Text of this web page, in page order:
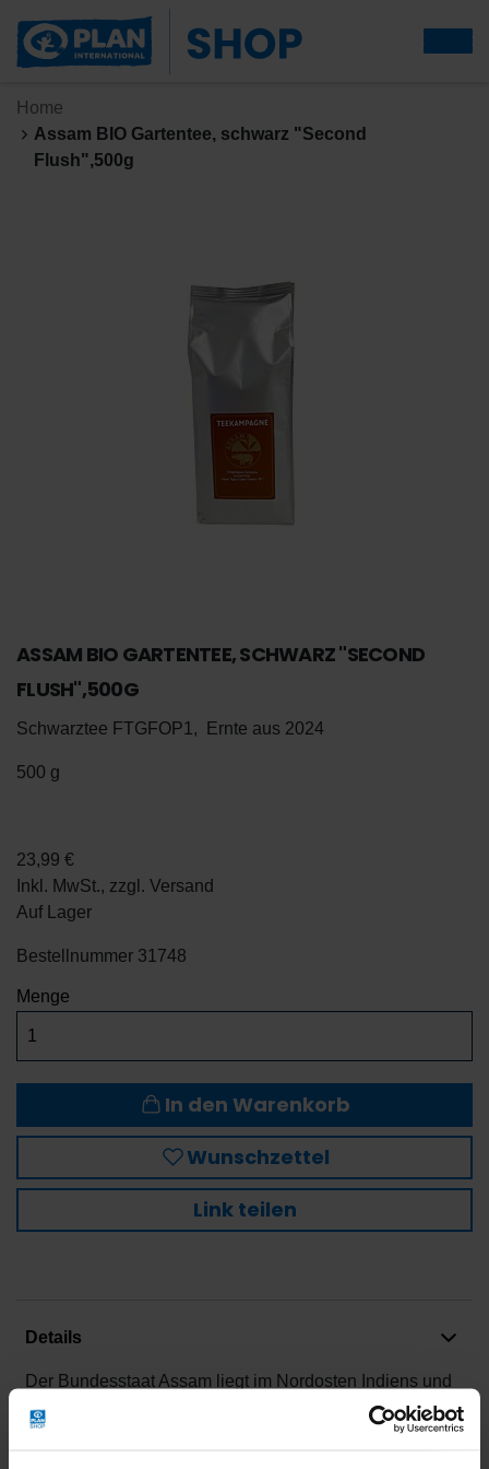
Home
Assam BIO Gartentee, schwarz "Second
Flush",500g
ASSAM BIO GARTENTEE, SCHWARZ "SECOND
FLUSH",500G
Schwarztee FTGFOP1, Ernte aus 2024
500 g
23,99 €
Inkl. MwSt., zzgl. Versand
Auf Lager
Bestellnummer 31748
Menge
In den Warenkorb
Wunschzettel
Link teilen
Details
Der Bundesstaat Assam liegt im Nordosten Indiens und
seine berühmten Teeanbaugebiete befinden sich im
Tiefland, im Tal des mächtigen Brahmaputra-Flusses.